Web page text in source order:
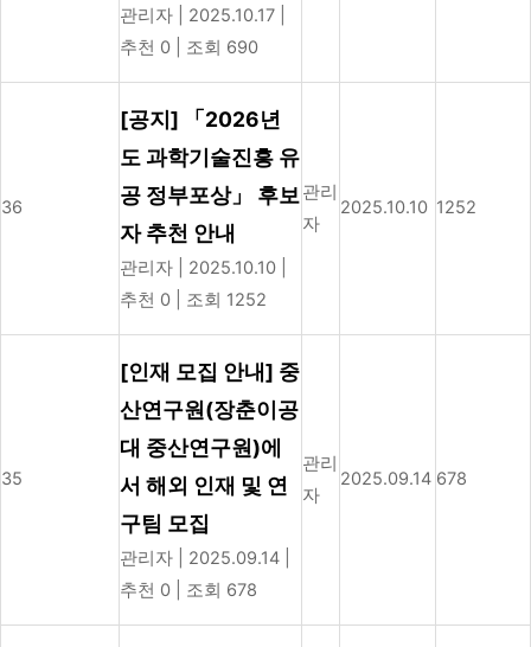
관리자 2025.10.17
추천 0
조회 690
36
[공지] 「2026년
도 과학기술진흥 유
공 정부포상」 후보
자 추천 안내
관리자 2025.10.10
추천 0
조회 1252
관리
자
2025.10.10 1252
35
[인재 모집 안내] 중
산연구원(장춘이공
대 중산연구원)에
서 해외 인재 및 연
구팀 모집
관리자 2025.09.14
추천 0
조회 678
관리
자
2025.09.14 678